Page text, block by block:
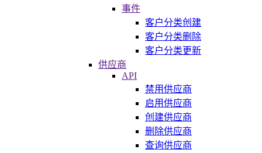
事件
客户分类创建
客户分类删除
客户分类更新
供应商
API
禁用供应商
启用供应商
创建供应商
删除供应商
查询供应商